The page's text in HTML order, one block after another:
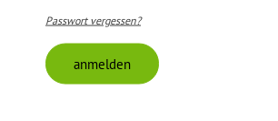
Passwort vergessen?
anmelden